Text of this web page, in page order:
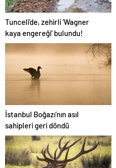
Tunceli’de, zehirli ‘Wagner
kaya engereği’ bulundu!
İstanbul Boğazı’nın asıl
sahipleri geri döndü